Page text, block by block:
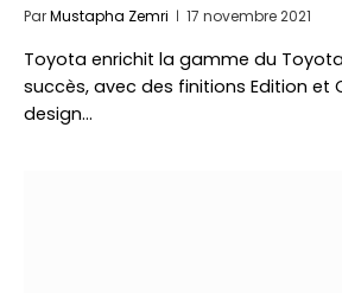
ParMustapha Zemri 17 novembre 2021
Toyota enrichit la gamme du Toyota
succès, avec des finitions Edition et
design…